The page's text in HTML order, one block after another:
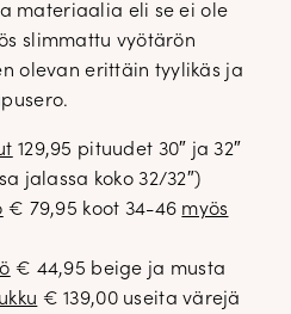
materiaalia eli se ei ole
slimmattu vyötärön
olevan erittäin tyylikäs ja
129,95 pituudet 30″ ja 32″
jalassa koko 32/32″)
€ 79,95 koot 34-46 myös
€ 44,95 beige ja musta
€ 139,00 useita värejä